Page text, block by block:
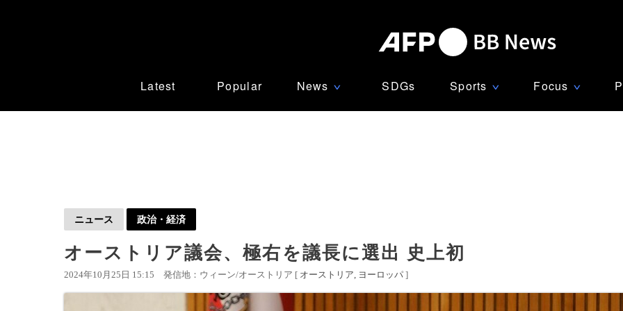
Latest Popular News ∨ SDGs Sports ∨ Focus ∨
ニュース 政治・経済
オーストリア議会、極右を議長に選出 史上初
2024年10月25日 15:15 発信地：ウィーン/オーストリア [ オーストリア ヨーロッパ ]